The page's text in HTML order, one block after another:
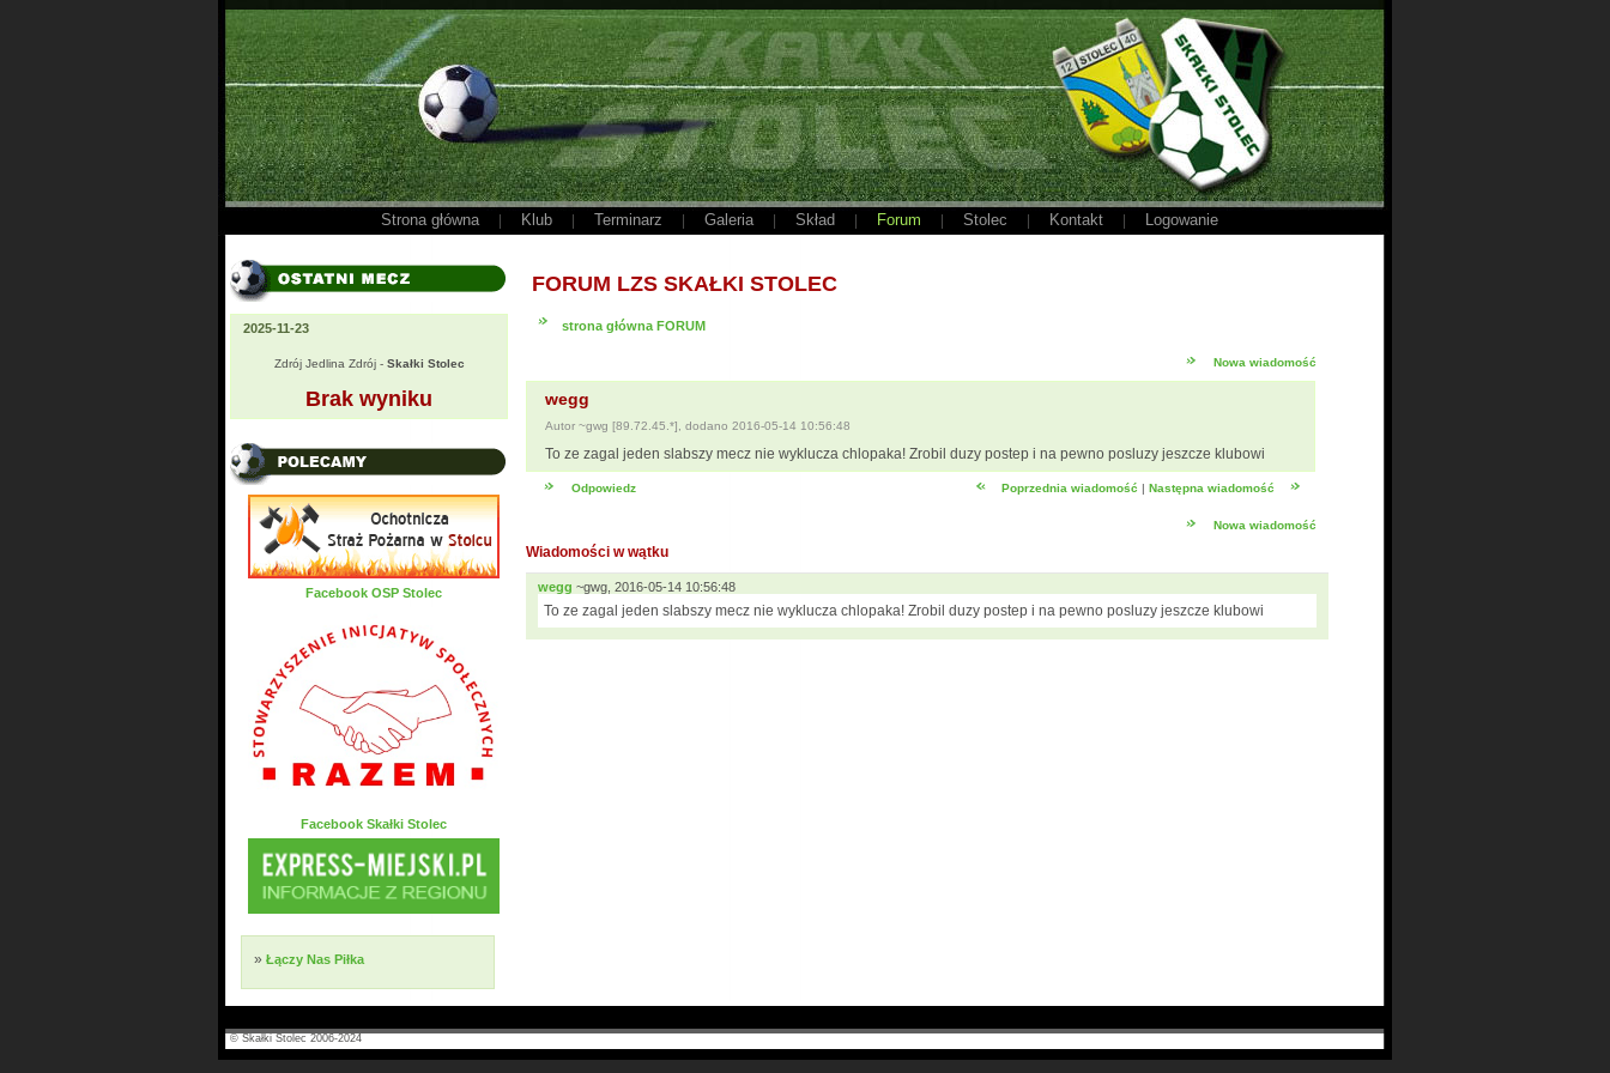
Strona główna Klub Terminarz Galeria Skład Forum Stolec Kontakt Logowanie
2025-11-23
Zdrój Jedlina Zdrój - Skałki Stolec
Brak wyniku
Facebook OSP Stolec
Facebook Skałki Stolec
» Łączy Nas Piłka
FORUM LZS SKAŁKI STOLEC
strona główna FORUM
Nowa wiadomość
wegg
Autor ~gwg [89.72.45.*], dodano 2016-05-14 10:56:48
To ze zagal jeden slabszy mecz nie wyklucza chlopaka! Zrobil duzy postep i na pewno posluzy jeszcze klubowi
Odpowiedz Poprzednia wiadomość |Następna wiadomość
Nowa wiadomość
Wiadomości w wątku
wegg ~gwg, 2016-05-14 10:56:48
To ze zagal jeden slabszy mecz nie wyklucza chlopaka! Zrobil duzy postep i na pewno posluzy jeszcze klubowi
© Skałki Stolec 2006-2024